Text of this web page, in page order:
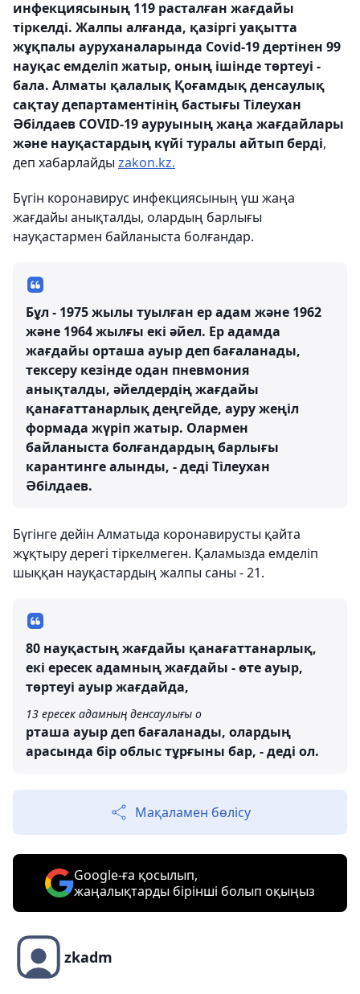
инфекциясының 119 расталған жағдайы
тіркелді. Жалпы алғанда, қазіргі уақытта
жұқпалы ауруханаларында Covid-19 дертінен 99
науқас емделіп жатыр, оның ішінде төртеуі -
бала. Алматы қалалық Қоғамдық денсаулық
сақтау департаментінің бастығы Тілеухан
Әбілдаев COVID-19 ауруының жаңа жағдайлары
және науқастардың күйі туралы айтып берді,
деп хабарлайды zakon.kz.
Бүгін коронавирус инфекциясының үш жаңа
жағдайы анықталды, олардың барлығы
науқастармен байланыста болғандар.
Бұл - 1975 жылы туылған ер адам және 1962
және 1964 жылғы екі әйел. Ер адамда
жағдайы орташа ауыр деп бағаланады,
тексеру кезінде одан пневмония
анықталды, әйелдердің жағдайы
қанағаттанарлық деңгейде, ауру жеңіл
формада жүріп жатыр. Олармен
байланыста болғандардың барлығы
карантинге алынды, - деді Тілеухан
Әбілдаев.
Бүгінге дейін Алматыда коронавирусты қайта
жұқтыру дерегі тіркелмеген. Қаламызда емделіп
шыққан науқастардың жалпы саны - 21.
80 науқастың жағдайы қанағаттанарлық,
екі ересек адамның жағдайы - өте ауыр,
төртеуі ауыр жағдайда,
13 ересек адамның денсаулығы о
рташа ауыр деп бағаланады, олардың
арасында бір облыс тұрғыны бар, - деді ол.
Мақаламен бөлісу
Google-ға қосылып,
жаңалықтарды бірінші болып оқыңыз
zkadm